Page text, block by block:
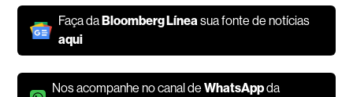
Faça daBloomberg Líneasua fonte de notícias
aqui
Nos acompanhe no canal deWhatsAppda